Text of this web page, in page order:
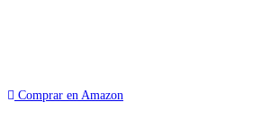
Comprar en Amazon